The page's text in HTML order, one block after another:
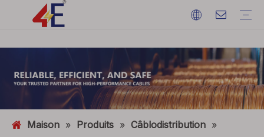
Maison » Produits » Câblodistribution »